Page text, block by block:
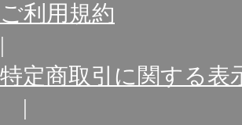
ご利用規約
|
特定商取引に関する表
|